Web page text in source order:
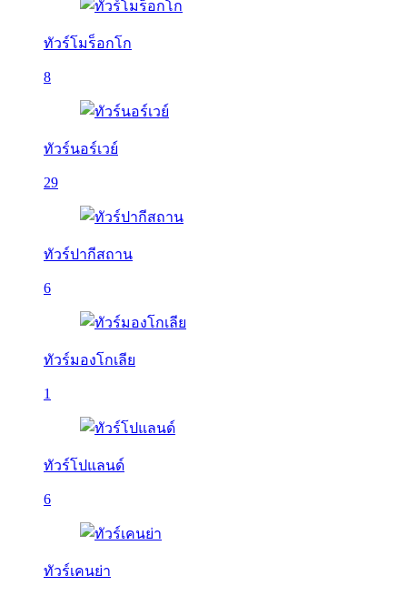
ทัวร์โมร็อกโก
8
ทัวร์นอร์เวย์
29
ทัวร์ปากีสถาน
6
ทัวร์มองโกเลีย
1
ทัวร์โปแลนด์
6
ทัวร์เคนย่า